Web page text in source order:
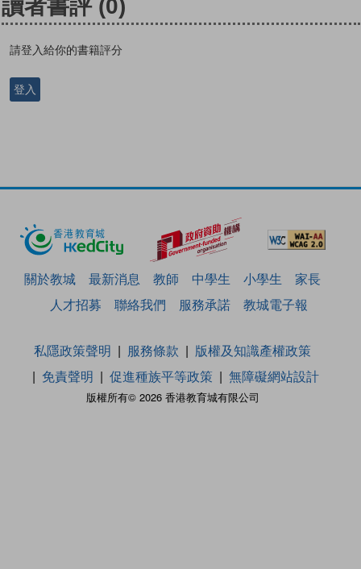
讀者書評 (0)
請登入給你的書籍評分
登入
關於教城 最新消息 教師 中學生 小學生
家長
人才招募
聯絡我們 服務承諾 教城電子報
版權所有© 2026 香港教育城有限公司
私隱政策聲明 服務條款
版權及知識產權政策
免責聲明
促進種族平等政策 無障礙網站設計